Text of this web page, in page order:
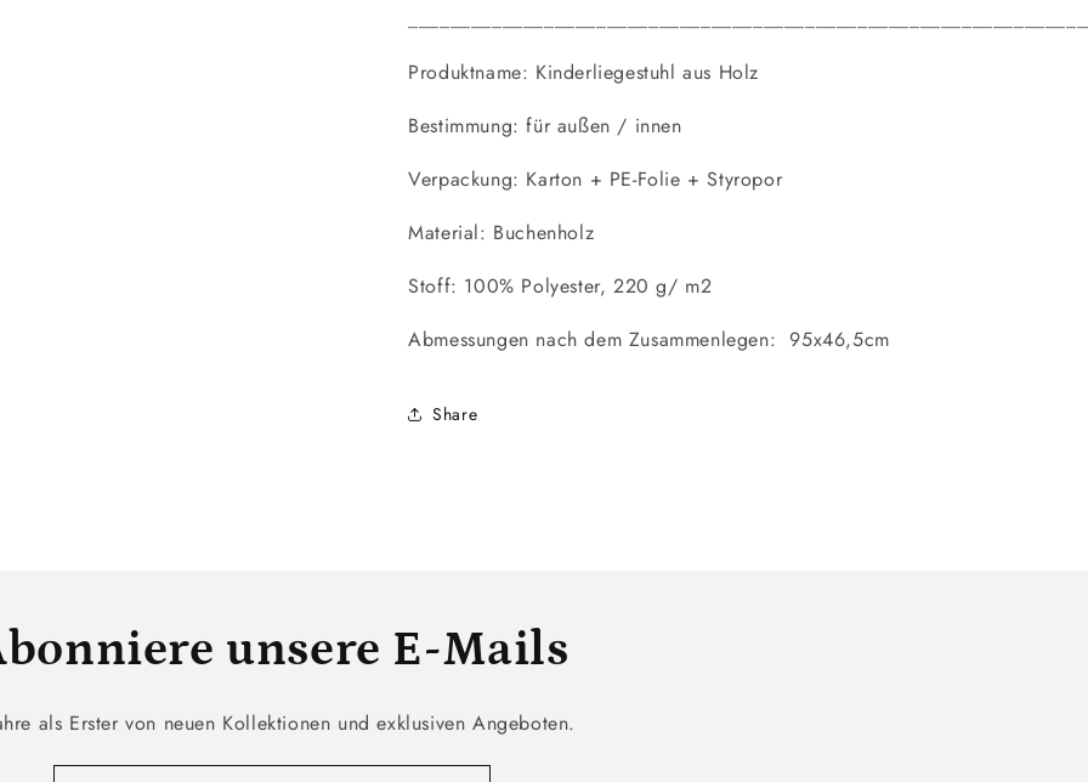
Produktname: Kinderliegestuhl aus Holz
Bestimmung: für außen / innen
Verpackung: Karton + PE-Folie + Styropor
Material: Buchenholz
Stoff: 100% Polyester, 220 g/ m2
Abmessungen nach dem Zusammenlegen: 95x46,5cm
Share
unsere E-Mails
als Erster von neuen Kollektionen und exklusiven Angeboten.